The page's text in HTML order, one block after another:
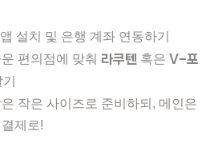
앱 설치 및 은행 계좌 연동하기
편의점에 맞춰 라쿠텐 혹은 V-포
작은 사이즈로 준비하되, 메인은
제로!